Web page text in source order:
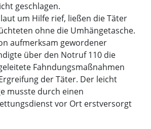
geschlagen.
um Hilfe rief, ließen die Täter
ohne die Umhängetasche.
aufmerksam gewordener
über den Notruf 110 die
Fahndungsmaßnahmen
der Täter. Der leicht
musste durch einen
vor Ort erstversorgt